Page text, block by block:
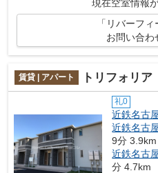
現在空室情報
「リバーフ
お問い合わ
賃貸 | アパート トリフォリア
礼0
近鉄名古
近鉄名古
9分 3.9km
近鉄名古
分 4.7km